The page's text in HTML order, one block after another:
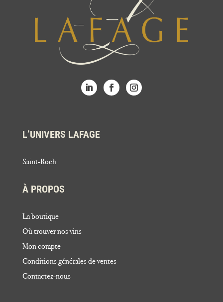
L’UNIVERS LAFAGE
Saint-Roch
À PROPOS
La boutique
Où trouver nos vins
Mon compte
Conditions générales de ventes
Contactez-nous